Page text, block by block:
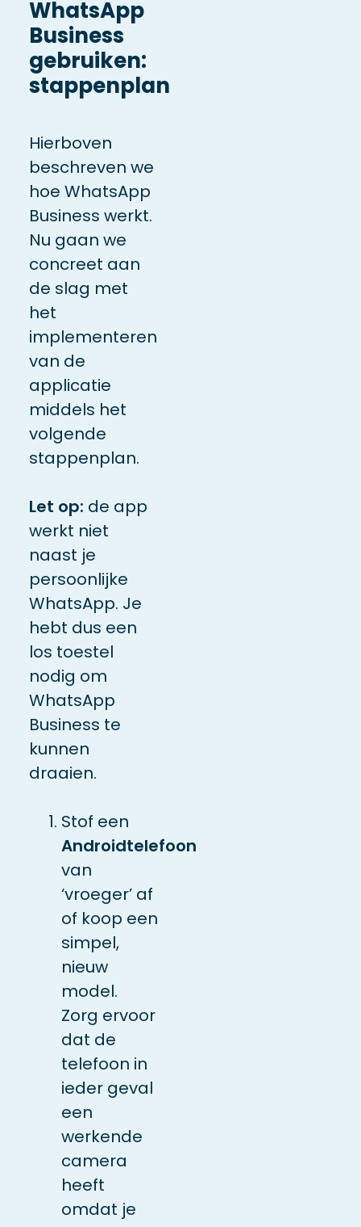
WhatsApp
Business
gebruiken:
stappenplan
Hierboven
beschreven we
hoe WhatsApp
Business werkt.
Nu gaan we
concreet aan
de slag met
het
implementeren
van de
applicatie
middels het
volgende
stappenplan.
Let op: de app
werkt niet
naast je
persoonlijke
WhatsApp. Je
hebt dus een
los toestel
nodig om
WhatsApp
Business te
kunnen
draaien.
Stof een
Androidtelefoon
van
‘vroeger’ af
of koop een
simpel,
nieuw
model.
Zorg ervoor
dat de
telefoon in
ieder geval
een
werkende
camera
heeft
omdat je